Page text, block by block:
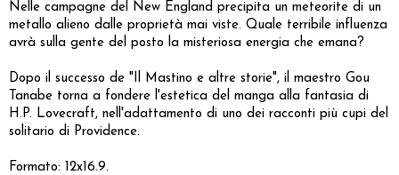
Nelle campagne del New England precipita un meteorite di un
metallo alieno dalle proprietà mai viste. Quale terribile influenza
avrà sulla gente del posto la misteriosa energia che emana?
Dopo il successo de "Il Mastino e altre storie", il maestro Gou
Tanabe torna a fondere l'estetica del manga alla fantasia di
H.P. Lovecraft, nell'adattamento di uno dei racconti più cupi del
solitario di Providence.
Formato: 12x16.9.